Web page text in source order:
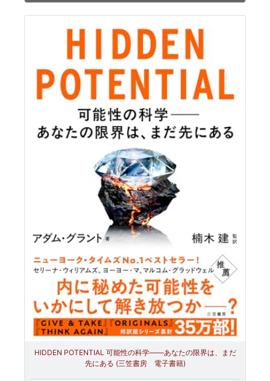
HIDDEN POTENTIAL 可能性の科学――あなたの限界は、まだ
先にある (三笠書房 電子書籍)